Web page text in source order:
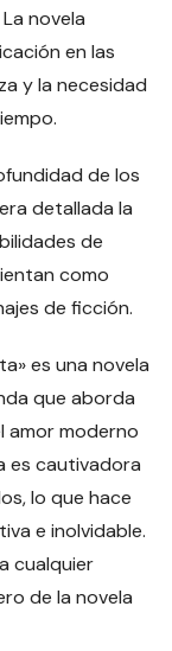
novela
en las
y la necesidad
de los
detallada la
de
como
de ficción.
es una novela
que aborda
amor moderno
es cautivadora
lo que hace
e inolvidable.
cualquier
de la novela